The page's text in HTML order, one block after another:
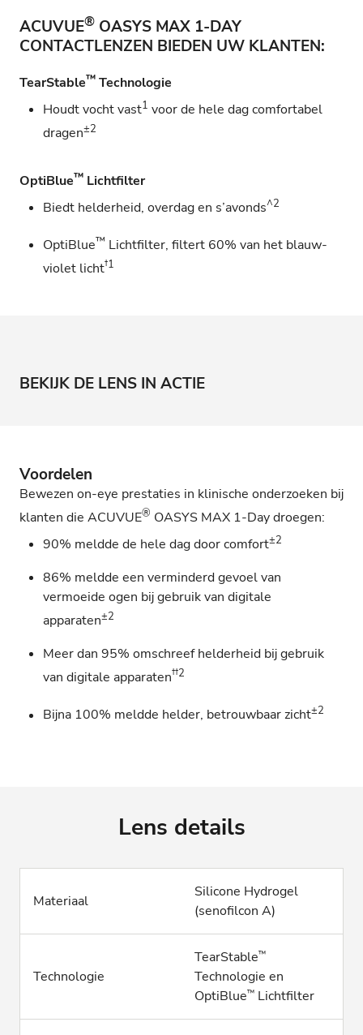
ACUVUE® OASYS MAX 1-DAY
CONTACTLENZEN BIEDEN UW KLANTEN:
TearStable™ Technologie
Houdt vocht vast1 voor de hele dag comfortabel
dragen±2
OptiBlue™ Lichtfilter
Biedt helderheid, overdag en s’avonds^2
OptiBlue™ Lichtfilter, filtert 60% van het blauw-
violet licht†1
BEKIJK DE LENS IN ACTIE
Voordelen
Bewezen on-eye prestaties in klinische onderzoeken bij
klanten die ACUVUE® OASYS MAX 1-Day droegen:
90% meldde de hele dag door comfort±2
86% meldde een verminderd gevoel van
vermoeide ogen bij gebruik van digitale
apparaten±2
Meer dan 95% omschreef helderheid bij gebruik
van digitale apparaten††2
Bijna 100% meldde helder, betrouwbaar zicht±2
Lens details
Materiaal
Silicone Hydrogel
(senofilcon A)
Technologie
TearStable™
Technologie en
OptiBlue™ Lichtfilter